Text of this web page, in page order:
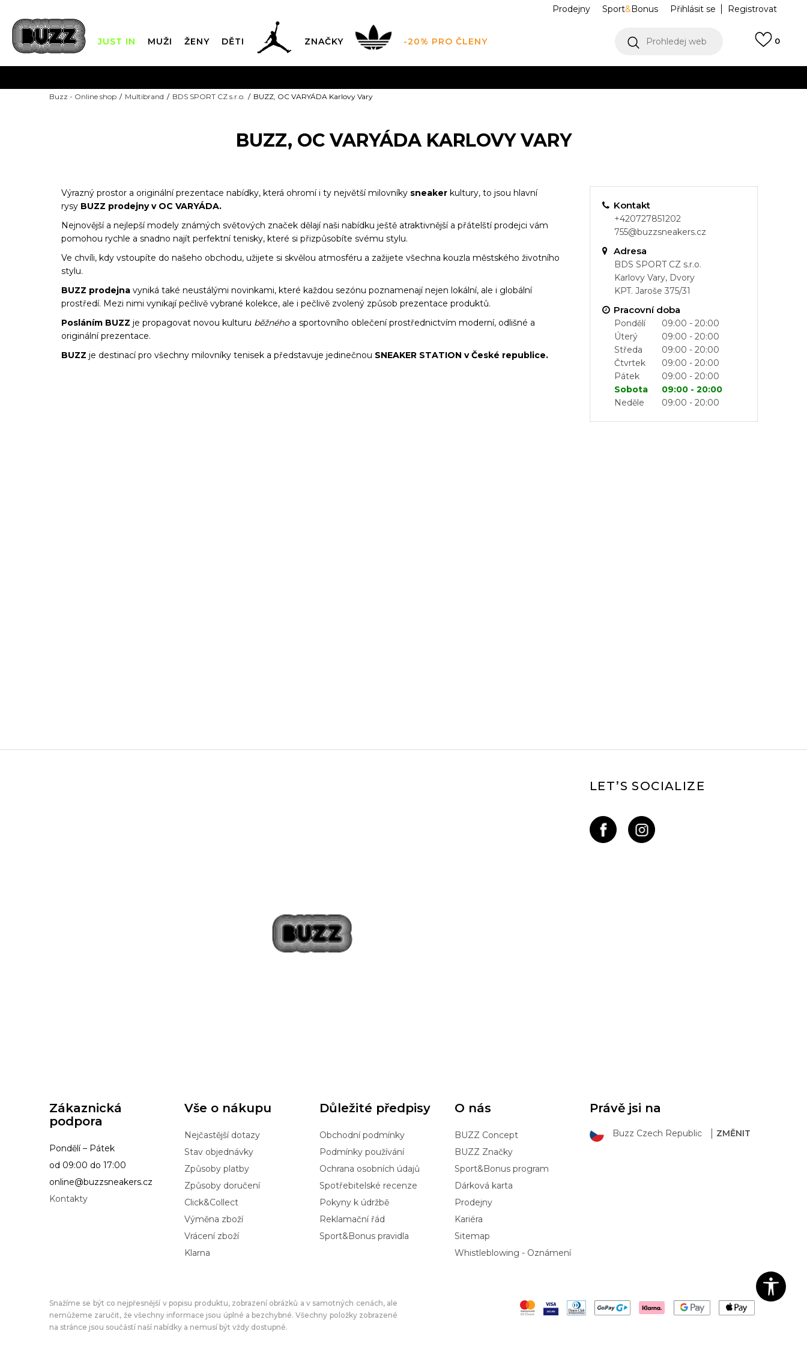
Přihlásit se Registrovat
Prodejny Sport&Bonus
JUST IN MUŽI ŽENY DĚTI ZNAČKY -20% PRO ČLENY Prohledej web 0
DOPRAVA ZDARMA pro objednávky nad 2.500 Kč
Buzz - Online shop Multibrand BDS SPORT CZ s.r.o. BUZZ, OC VARYÁDA Karlovy Vary
BUZZ, OC VARYÁDA KARLOVY VARY
Výrazný prostor a originální prezentace nabídky, která ohromí i ty největší milovníky sneaker kultury, to jsou hlavní
rysy BUZZ prodejny v OC VARYÁDA.
Nejnovější a nejlepší modely známých světových značek dělají naši nabídku ještě atraktivnější a přátelští prodejci vám
pomohou rychle a snadno najít perfektní tenisky, které si přizpůsobíte svému stylu.
Ve chvíli, kdy vstoupíte do našeho obchodu, užijete si skvělou atmosféru a zažijete všechna kouzla městského životního
stylu.
BUZZ prodejna vyniká také neustálými novinkami, které každou sezónu poznamenají nejen lokální, ale i globální
prostředí. Mezi nimi vynikají pečlivě vybrané kolekce, ale i pečlivě zvolený způsob prezentace produktů.
Posláním BUZZ je propagovat novou kulturu běžnéhoa sportovního oblečení prostřednictvím moderní, odlišné a
originální prezentace.
BUZZ je destinací pro všechny milovníky tenisek a představuje jedinečnou SNEAKER STATION v České republice.
Kontakt
+420727851202
755@buzzsneakers.cz
Adresa
BDS SPORT CZ s.r.o.
Karlovy Vary, Dvory
KPT. Jaroše 375/31
Pracovní doba
Pondělí
09:00 - 20:00
Úterý
09:00 - 20:00
Středa
09:00 - 20:00
Čtvrtek
09:00 - 20:00
Pátek
09:00 - 20:00
Sobota
09:00 - 20:00
Neděle
09:00 - 20:00
LET’S SOCIALIZE
Zákaznická
podpora
Pondělí – Pátek
od 09:00 do 17:00
online@buzzsneakers.cz
Kontakty
Vše o nákupu
Nejčastější dotazy
Stav objednávky
Způsoby platby
Způsoby doručení
Click&Collect
Výměna zboží
Vrácení zboží
Klarna
Důležité předpisy
Obchodní podmínky
Podmínky používání
Ochrana osobních údajů
Spotřebitelské recenze
Pokyny k údržbě
Reklamační řád
Sport&Bonus pravidla
O nás
BUZZ Concept
BUZZ Značky
Sport&Bonus program
Dárková karta
Prodejny
Kariéra
Sitemap
Whistleblowing - Oznámení
Právě jsi na
Buzz Czech Republic ZMĚNIT
Snažíme se být co nejpřesnější v popisu produktu, zobrazení obrázků a v samotných cenách, ale
nemůžeme zaručit, že všechny informace jsou úplné a bezchybné. Všechny položky zobrazené
na stránce jsou součástí naší nabídky a nemusí být vždy dostupné.